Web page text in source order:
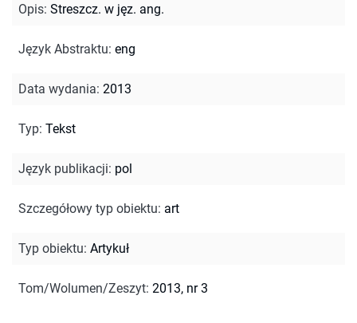
Opis: Streszcz. w jęz. ang.
Język Abstraktu: eng
Data wydania: 2013
Typ: Tekst
Język publikacji: pol
Szczegółowy typ obiektu: art
Typ obiektu: Artykuł
Tom/Wolumen/Zeszyt: 2013, nr 3